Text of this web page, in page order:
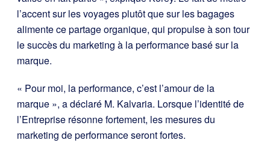
l’accent sur les voyages plutôt que sur les bagages
alimente ce partage organique, qui propulse à son tour
le succès du marketing à la performance basé sur la
marque.
« Pour moi, la performance, c’est l’amour de la
marque », a déclaré M. Kalvaria. Lorsque l’identité de
l’Entreprise résonne fortement, les mesures du
marketing de performance seront fortes.